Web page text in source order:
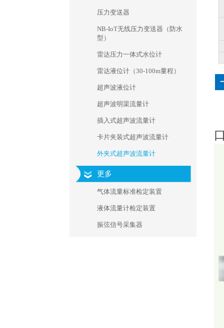
压力变送器
NB-IoT无线压力变送器（防水
型）
雷达压力一体式水位计
雷达液位计（30-100m量程）
超声波液位计
超声波明渠流量计
插入式超声波流量计
卡片夹装式超声波流量计
外夹式超声波流量计
更多
气体流量标准检定装置
液体流量计检定装置
振弦信号采集器